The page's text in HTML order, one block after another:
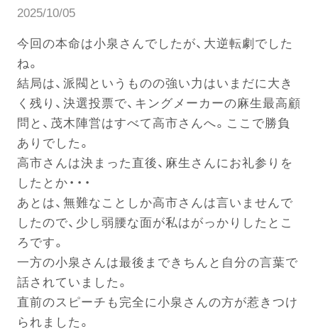
お問い合わせ
佐藤なう
電話する
2025/10/05
今回の本命は小泉さんでしたが、大逆転劇でした
ね。
結局は、派閥というものの強い力はいまだに大き
く残り、決選投票で、キングメーカーの麻生最高顧
問と、茂木陣営はすべて高市さんへ。ここで勝負
ありでした。
高市さんは決まった直後、麻生さんにお礼参りを
したとか・・・
あとは、無難なことしか高市さんは言いませんで
したので、少し弱腰な面が私はがっかりしたとこ
ろです。
一方の小泉さんは最後まできちんと自分の言葉で
話されていました。
直前のスピーチも完全に小泉さんの方が惹きつけ
られました。